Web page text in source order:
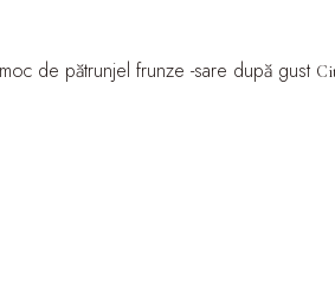
de pătrunjel frunze -sare după gust